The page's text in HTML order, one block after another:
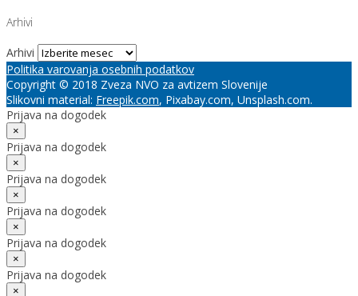
Arhivi
Arhivi
Politika varovanja osebnih podatkov
Copyright © 2018 Zveza NVO za avtizem Slovenije
Slikovni material: Freepik.com, Pixabay.com, Unsplash.com.
Prijava na dogodek
×
Prijava na dogodek
×
Prijava na dogodek
×
Prijava na dogodek
×
Prijava na dogodek
×
Prijava na dogodek
×